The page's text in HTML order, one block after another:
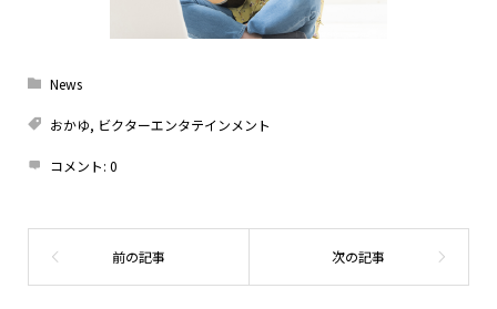
News
おかゆ, ビクターエンタテインメント
コメント: 0